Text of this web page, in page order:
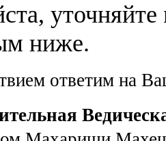
ниже.
ответим на